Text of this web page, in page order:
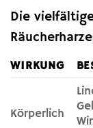
Die
WIRKUNG
Körperlich